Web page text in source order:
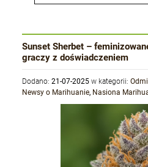
Sunset Sherbet –
graczy z doświadczeniem
Dodano:21-07-2025 w kategorii:
Newsy o Marihuanie, Nasiona